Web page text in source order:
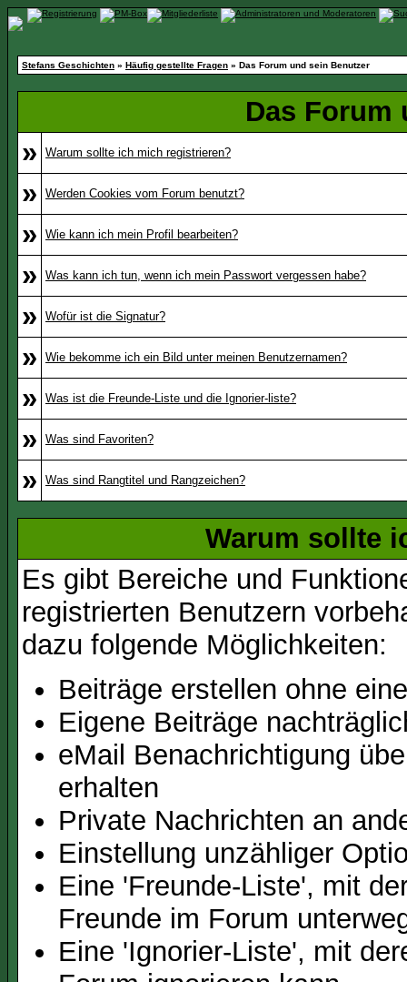
Stefans Geschichten » Häufig gestellte Fragen » Das Forum und sein Benutzer
Das Forum
»
Warum sollte ich mich registrieren?
» Werden Cookies vom Forum benutzt?
» Wie kann ich mein Profil bearbeiten?
» Was kann ich tun, wenn ich mein Passwort vergessen habe?
» Wofür ist die Signatur?
» Wie bekomme ich ein Bild unter meinen Benutzernamen?
» Was ist die Freunde-Liste und die Ignorier-liste?
» Was sind Favoriten?
» Was sind Rangtitel und Rangzeichen?
Warum sollte
Es gibt Bereiche und
registrierten Benutzern
dazu folgende Möglichkeiten:
Beiträge erstellen ohne
Eigene Beiträge
eMail Benachrichtigung
erhalten
Private Nachrichten an
Einstellung unzähliger
Eine 'Freunde-Liste', mit
Freunde im Forum
Eine 'Ignorier-Liste', mit